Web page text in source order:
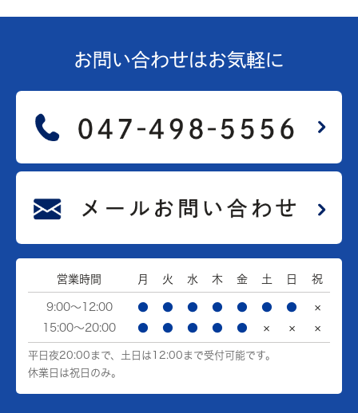
お問い合わせはお気軽に
営業時間 月 火 水 木 金 土 日 祝
9:00～12:00 ● ● ● ● ● ● ●
×
15:00～20:00
● ● ● ● ● × × ×
平日夜20:00まで、土日は12:00まで受付可能です。
休業日は祝日のみ。